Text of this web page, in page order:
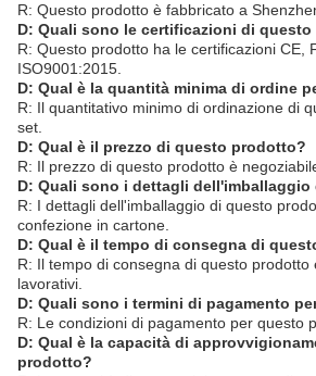
R: Questo prodotto è fabbricato a
D: Quali sono le certificazioni di
R: Questo prodotto ha le certificazioni CE,
ISO9001:2015.
D: Qual è la quantità minima di ordine
R: Il quantitativo minimo di ordinazione di
set.
D: Qual è il prezzo di questo prodotto?
R: Il prezzo di questo prodotto è
D: Quali sono i dettagli
R: I dettagli dell'imballaggio di questo
confezione in cartone.
D: Qual è il tempo di consegna di
R: Il tempo di consegna di questo prodotto
lavorativi.
D: Quali sono i termini di pagamento
R: Le condizioni di pagamento per questo
D: Qual è la capacità di
prodotto?